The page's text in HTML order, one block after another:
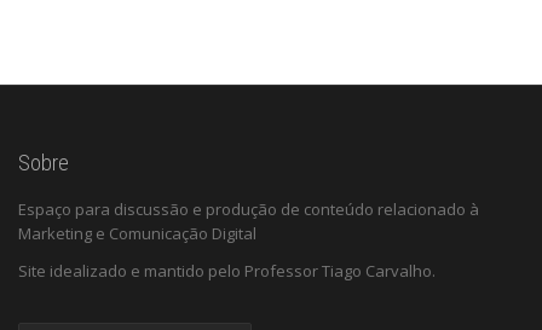
Sobre
Espaço para discussão e produção de conteúdo relacionado à
Marketing e Comunicação Digital
Site idealizado e mantido pelo Professor Tiago Carvalho.